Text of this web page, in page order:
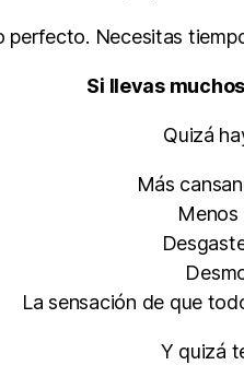
perfecto. Necesitas
Si llevas
Quizá
Más
Menos
La sensación de que
Y quizá